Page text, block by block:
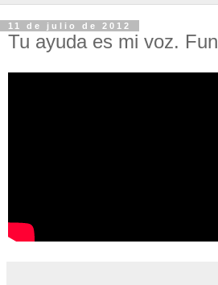
11 de julio de 2012
Tu ayuda es mi voz.